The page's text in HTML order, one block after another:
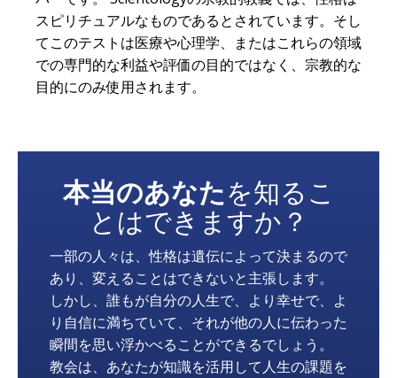
スピリチュアルなものであるとされています。そし
てこのテストは医療や心理学、またはこれらの領域
での専門的な利益や評価の目的ではなく、宗教的な
目的にのみ使用されます。
本当のあなたを知るこ
とはできますか？
一部の人々は、性格は遺伝によって決まるので
あり、変えることはできないと主張します。
しかし、誰もが自分の人生で、より幸せで、よ
り自信に満ちていて、それが他の人に伝わった
瞬間を思い浮かべることができるでしょう。
教会は、あなたが知識を活用して人生の課題を